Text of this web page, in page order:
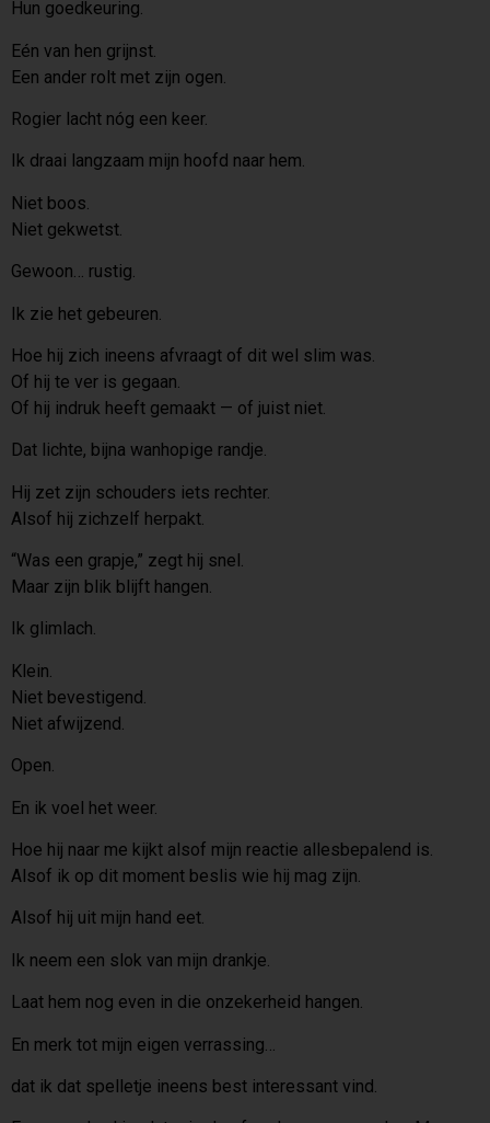
Hun goedkeuring.
Eén van hen grijnst.
Een ander rolt met zijn ogen.
Rogier lacht nóg een keer.
Ik draai langzaam mijn hoofd naar hem.
Niet boos.
Niet gekwetst.
Gewoon… rustig.
Ik zie het gebeuren.
Hoe hij zich ineens afvraagt of dit wel slim was.
Of hij te ver is gegaan.
Of hij indruk heeft gemaakt — of juist niet.
Dat lichte, bijna wanhopige randje.
Hij zet zijn schouders iets rechter.
Alsof hij zichzelf herpakt.
“Was een grapje,” zegt hij snel.
Maar zijn blik blijft hangen.
Ik glimlach.
Klein.
Niet bevestigend.
Niet afwijzend.
Open.
En ik voel het weer.
Hoe hij naar me kijkt alsof mijn reactie allesbepalend is.
Alsof ik op dit moment beslis wie hij mag zijn.
Alsof hij uit mijn hand eet.
Ik neem een slok van mijn drankje.
Laat hem nog even in die onzekerheid hangen.
En merk tot mijn eigen verrassing…
dat ik dat spelletje ineens best interessant vind.